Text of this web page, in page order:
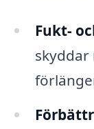
Fukt-
skyddar